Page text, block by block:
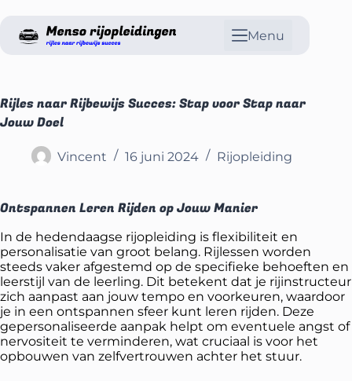
Menu
Rijles naar Rijbewijs Succes: Stap voor Stap naar
Jouw Doel
Vincent 16 juni 2024 Rijopleiding
Ontspannen Leren Rijden op Jouw Manier
In de hedendaagse rijopleiding is flexibiliteit en
personalisatie van groot belang. Rijlessen worden
steeds vaker afgestemd op de specifieke behoeften en
leerstijl van de leerling. Dit betekent dat je rijinstructeur
zich aanpast aan jouw tempo en voorkeuren, waardoor
je in een ontspannen sfeer kunt leren rijden. Deze
gepersonaliseerde aanpak helpt om eventuele angst of
nervositeit te verminderen, wat cruciaal is voor het
opbouwen van zelfvertrouwen achter het stuur.